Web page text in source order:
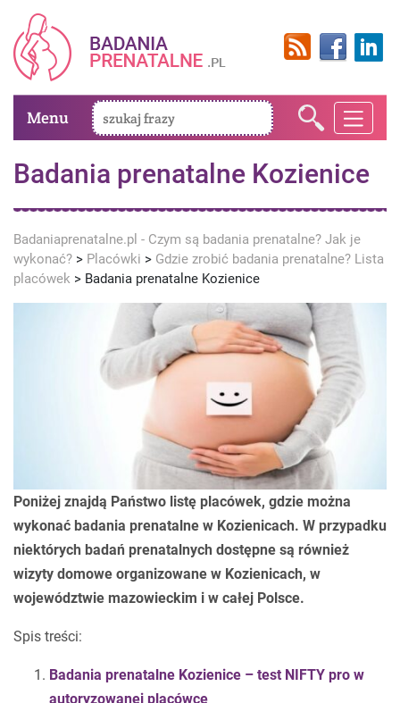
Menu
Badania prenatalne Kozienice
Badaniaprenatalne.pl - Czym są badania prenatalne? Jak je
wykonać? > Placówki > Gdzie zrobić badania prenatalne? Lista
placówek > Badania prenatalne Kozienice
Poniżej znajdą Państwo listę placówek, gdzie można
wykonać badania prenatalne w Kozienicach. W przypadku
niektórych badań prenatalnych dostępne są również
wizyty domowe organizowane w Kozienicach, w
województwie mazowieckim i w całej Polsce.
Spis treści:
Badania prenatalne Kozienice – test NIFTY pro w
autoryzowanej placówce